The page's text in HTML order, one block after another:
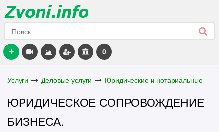
0
Услуги Деловые услуги Юридические и нотариальные
ЮРИДИЧЕСКОЕ СОПРОВОЖДЕНИЕ
БИЗНЕСА.